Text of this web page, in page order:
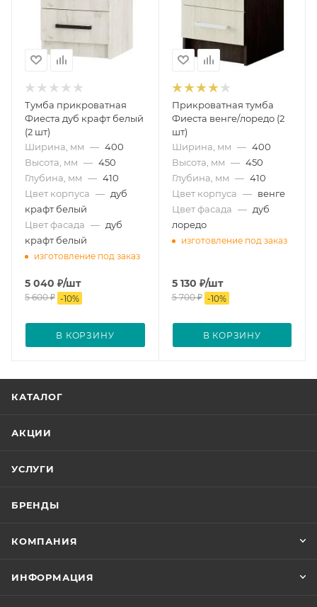
Тумба прикроватная
Фиеста дуб крафт белый
(2 шт)
Ширина, мм — 400
Высота, мм — 450
Глубина, мм — 410
Цвет корпуса — дуб
крафт белый
Цвет фасада — дуб
крафт белый
изготовление под заказ
5 040 ₽/шт
5 600₽ -10%
В КОРЗИНУ
Прикроватная тумба
Фиеста венге/лоредо (2
шт)
Ширина, мм — 400
Высота, мм — 450
Глубина, мм — 410
Цвет корпуса — венге
Цвет фасада — дуб
лоредо
изготовление под заказ
5 130 ₽/шт
5 700₽ -10%
В КОРЗИНУ
КАТАЛОГ
АКЦИИ
УСЛУГИ
БРЕНДЫ
КОМПАНИЯ
ИНФОРМАЦИЯ